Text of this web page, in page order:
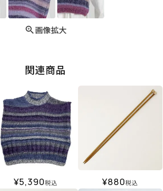
画像拡大
関連商品
¥5,390税込 ¥880税込